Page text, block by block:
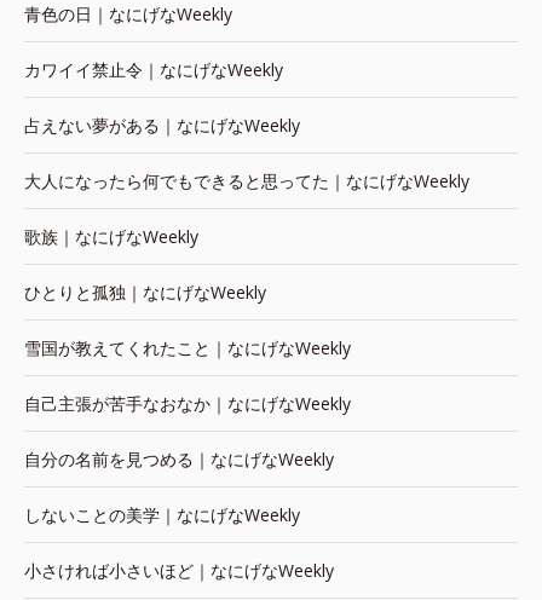
青色の日｜なにげなWeekly
カワイイ禁止令｜なにげなWeekly
占えない夢がある｜なにげなWeekly
大人になったら何でもできると思ってた｜なにげなWeekly
歌族｜なにげなWeekly
ひとりと孤独｜なにげなWeekly
雪国が教えてくれたこと｜なにげなWeekly
自己主張が苦手なおなか｜なにげなWeekly
自分の名前を見つめる｜なにげなWeekly
しないことの美学｜なにげなWeekly
小さければ小さいほど｜なにげなWeekly